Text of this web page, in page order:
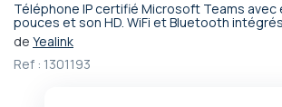
Téléphone IP certifié Microsoft Teams avec
pouces et son HD. WiFi et Bluetooth
de Yealink
Ref : 1301193
Passer
au
de